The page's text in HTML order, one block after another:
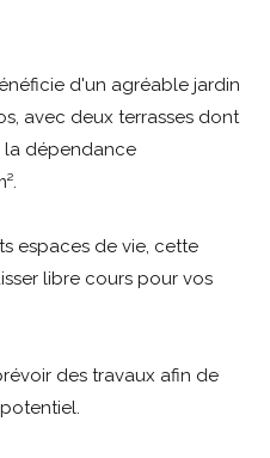
d'un agréable jardin
avec deux terrasses dont
la dépendance
espaces de vie, cette
libre cours pour vos
des travaux afin de